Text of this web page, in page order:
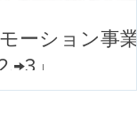
ーション事業
」